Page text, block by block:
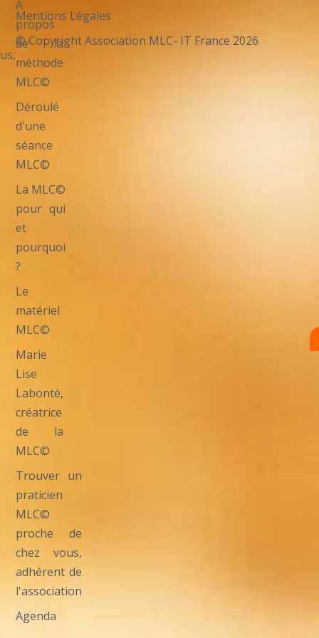
Mentions Légales
© Copyright Association MLC- IT France 2026
A
propos
de la
méthode
MLC©
Déroulé
d'une
séance
MLC©
La MLC©
pour qui
et
pourquoi
?
Le
matériel
MLC©
Marie
Lise
Labonté,
créatrice
de la
MLC©
Trouver un
praticien
MLC©
proche de
chez vous,
adhérent de
l'association
Agenda